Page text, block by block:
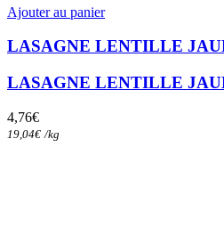
Ajouter au panier
LASAGNE LENTILLE
LASAGNE LENTILLE
4,76€
19,04€ /kg